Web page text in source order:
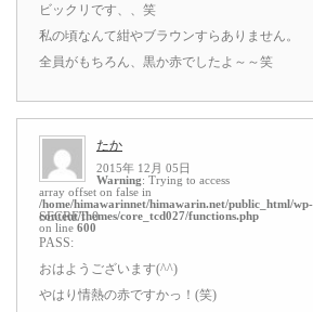
ビックリです、、笑
私の頃なんて紺やブラウンすらありません。
全員がもちろん、黒か赤でしたよ～～笑
たか
2015年 12月 05日
Warning: Trying to access
array offset on false in
/home/himawarinnet/himawarin.net/public_html/wp-
content/themes/core_tcd027/functions.php
on line 600
SECRET: 0
PASS:
おはようございます(^^)
やはり情熱の赤ですかっ！(笑)